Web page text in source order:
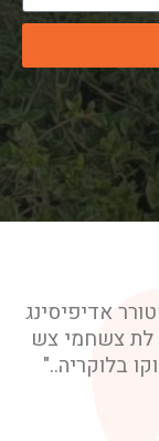
אדיפיסינג
לת צשחמי צש
בלוקריה.."